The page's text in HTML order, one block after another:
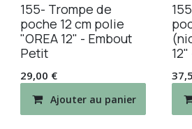
155- Trompe de
poche 12 cm polie
"OREA 12" - Embout
Petit
29,00 €
Ajouter au panier